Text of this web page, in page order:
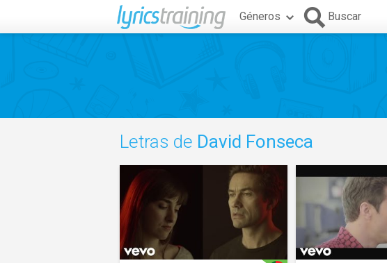
Géneros Buscar
Letras de David Fonseca